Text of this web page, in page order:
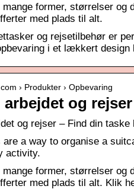
mange former, størrelser og
med plads til alt.
og rejsetilbehør er
i et lækkert design
› Produkter › Opbevaring
arbejdet og
og rejser – Find din taske
are a way to organise a
activity.
mange former, størrelser og
med plads til alt. Klik